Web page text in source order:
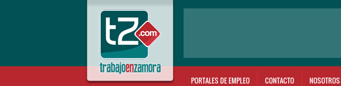
PORTALES DE EMPLEO CONTACTO NOSOTROS